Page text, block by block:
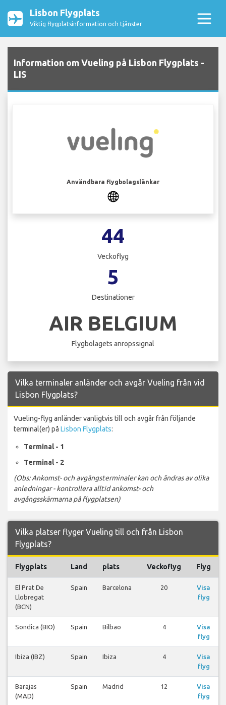
Lisbon Flygplats
Viktig flygplatsinformation och tjänster
Information om Vueling på Lisbon Flygplats -
LIS
Användbara flygbolagslänkar
44
Veckoflyg
5
Destinationer
AIR BELGIUM
Flygbolagets anropssignal
Vilka terminaler anländer och avgår Vueling från vid
Lisbon Flygplats?
Vueling-flyg anländer vanligtvis till och avgår från följande
terminal(er) på Lisbon Flygplats:
Terminal - 1
Terminal - 2
(Obs: Ankomst- och avgångsterminaler kan och ändras av olika
anledningar - kontrollera alltid ankomst- och
avgångsskärmarna på flygplatsen)
Vilka platser flyger Vueling till och från Lisbon
Flygplats?
Flygplats Land plats Veckoflyg Flyg
El Prat De
Llobregat
(BCN)
Spain Barcelona 20
Visa
flyg
Sondica (BIO) Spain Bilbao 4
Visa
flyg
Ibiza (IBZ) Spain Ibiza 4
Visa
flyg
Barajas
(MAD)
Spain Madrid 12
Visa
flyg